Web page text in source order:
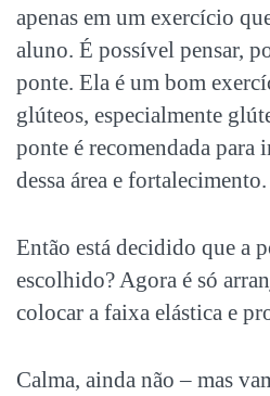
apenas em um exercício
aluno. É possível pensar,
ponte. Ela é um bom
glúteos, especialmente
ponte é recomendada para
dessa área e fortalecimento.
Então está decidido que a
escolhido? Agora é só
colocar a faixa elástica e
Calma, ainda não – mas